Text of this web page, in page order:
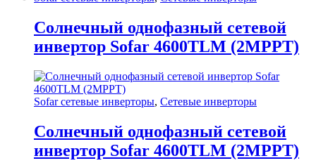
Солнечный однофазный сетевой
инвертор Sofar 4600TLM (2MPPT)
Sofar сетевые инверторы, Сетевые инверторы
Солнечный однофазный сетевой
инвертор Sofar 4600TLM (2MPPT)